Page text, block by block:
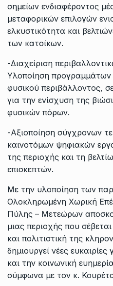
σημείων ενδιαφέροντος
μεταφορικών επιλογών
ελκυστικότητα και
των κατοίκων.
-Διαχείριση
Υλοποίηση προγραμμάτων
φυσικού περιβάλλοντος,
για την ενίσχυση της
φυσικών πόρων.
-Αξιοποίηση σύγχρονων
καινοτόμων ψηφιακών
της περιοχής και τη
επισκεπτών.
Με την υλοποίηση των
Ολοκληρωμένη Χωρική
Πύλης – Μετεώρων
μιας περιοχής που
και πολιτιστική της
δημιουργεί νέες
και την κοινωνική
σύμφωνα με τον κ.